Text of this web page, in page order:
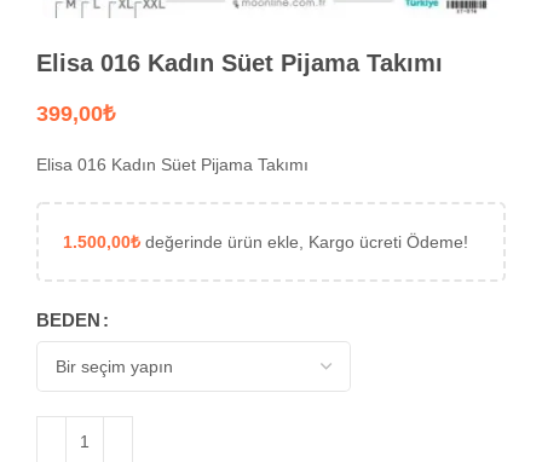
Elisa 016 Kadın Süet Pijama Takımı
₺
Elisa 016 Kadın Süet Pijama Takımı
1.500,00₺ değerinde ürün ekle, Kargo ücreti Ödeme!
BEDEN